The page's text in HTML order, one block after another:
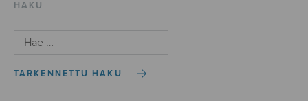
HAKU
TARKENNETTU HAKU